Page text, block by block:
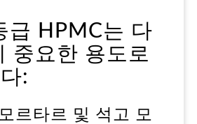
급 HPMC는 다
중요한 용도로
:
르타르 및 석고 모